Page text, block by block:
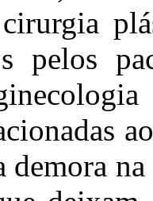
pelos
demora